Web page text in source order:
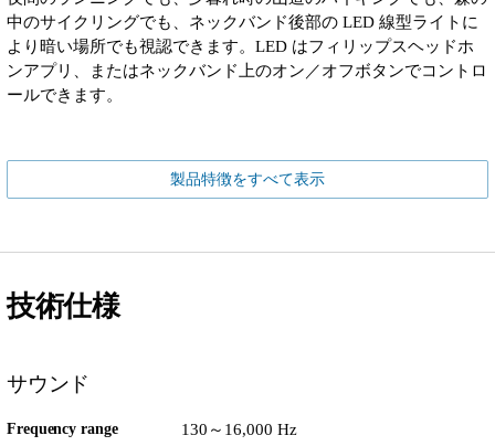
中のサイクリングでも、ネックバンド後部の LED 線型ライトに
より暗い場所でも視認できます。LED はフィリップスヘッドホ
ンアプリ、またはネックバンド上のオン／オフボタンでコントロ
ールできます。
製品特徴をすべて表示
技術仕様
サウンド
Frequency range 130～16,000 Hz